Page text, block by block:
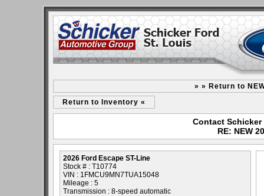
» » Return to
Return to Inventory «
Contact
RE: NEW
2026 Ford Escape ST-Line
Stock # : T10774
VIN : 1FMCU9MN7TUA15048
Mileage : 5
Transmission : 8-speed automatic